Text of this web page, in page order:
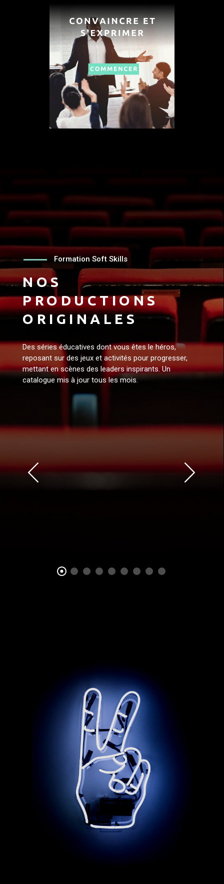
NOS
PRODUCTIONS
ORIGINALES
Des séries éducatives dont vous êtes le héros,
reposant sur des jeux et activités pour progresser,
mettant en scènes des leaders inspirants. Un
catalogue mis à jour tous les mois.
Formation Soft Skills